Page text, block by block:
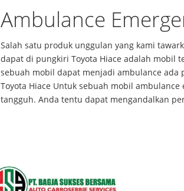
Ambulance
Salah satu produk unggulan yang kami
dapat di pungkiri Toyota Hiace adalah mobil
sebuah mobil dapat menjadi ambulance ada
Toyota Hiace Untuk sebuah mobil
tangguh. Anda tentu dapat mengandalkan